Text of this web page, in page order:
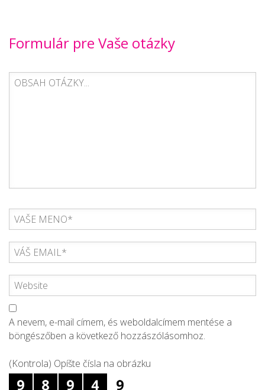
Formulár pre Vaše otázky
A nevem, e-mail címem, és weboldalcímem mentése a
böngészőben a következő hozzászólásomhoz.
(Kontrola) Opíšte čísla na obrázku